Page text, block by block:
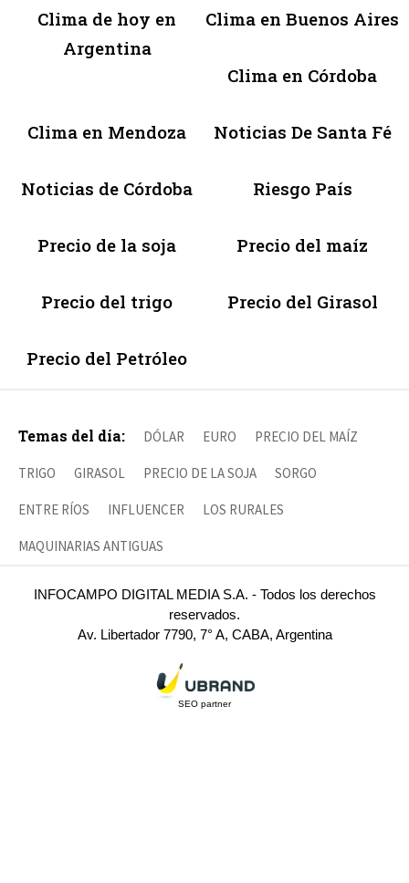
Clima de hoy en
Argentina
Clima en Buenos Aires
Clima en Córdoba
Clima en Mendoza Noticias De Santa Fé
Noticias de Córdoba Riesgo País
Precio de la soja Precio del maíz
Precio del trigo Precio del Girasol
Precio del Petróleo
Temas del día: DÓLAR EURO PRECIO DEL MAÍZ
TRIGO GIRASOL PRECIO DE LA SOJA SORGO
ENTRE RÍOS INFLUENCER LOS RURALES
MAQUINARIAS ANTIGUAS
INFOCAMPO DIGITAL MEDIA S.A. - Todos los derechos
reservados.
Av. Libertador 7790, 7° A, CABA, Argentina
SEO partner